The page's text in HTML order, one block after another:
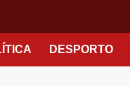
DESPORTO